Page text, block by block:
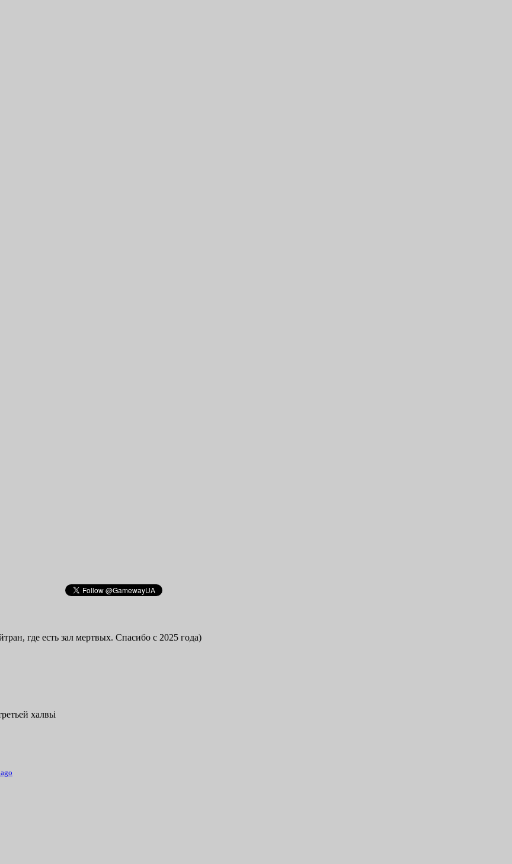
где есть зал мертвых. Спасибо с 2025 года)
халвьі